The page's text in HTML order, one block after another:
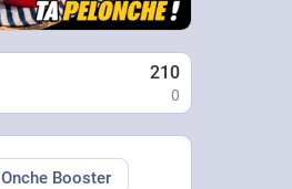
210
0
Onche Booster